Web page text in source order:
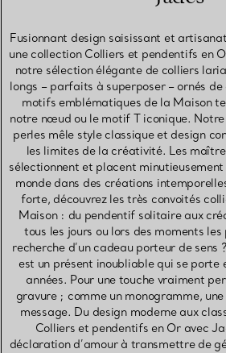
Fusionnant design saisissant et
une collection Colliers et pendentifs en
notre sélection élégante de colliers
longs – parfaits à superposer – ornés
motifs emblématiques de la Maison
notre nœud ou le motif T iconique.
perles mêle style classique et design
les limites de la créativité. Les
sélectionnent et placent
monde dans des créations
forte, découvrez les très convoités
Maison : du pendentif solitaire aux
tous les jours ou lors des moments
recherche d’un cadeau porteur de sens
est un présent inoubliable qui se porte
années. Pour une touche vraiment
gravure ; comme un monogramme,
message. Du design moderne aux
Colliers et pendentifs en Or avec
déclaration d’amour à transmettre de